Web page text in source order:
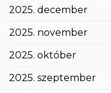
2025. december
2025. november
2025. október
2025. szeptember